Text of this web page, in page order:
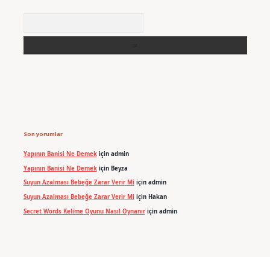
Son yorumlar
Yapının Banisi Ne Demekiçin admin
Yapının Banisi Ne Demekiçin Beyza
Suyun Azalması Bebeğe Zarar Verir Miiçin admin
Suyun Azalması Bebeğe Zarar Verir Miiçin Hakan
Secret Words Kelime Oyunu Nasıl Oynanıriçin admin